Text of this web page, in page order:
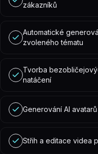
zákazníků
Automatické
zvoleného tématu
Tvorba
natáčení
Generování AI
Střih a editace videa